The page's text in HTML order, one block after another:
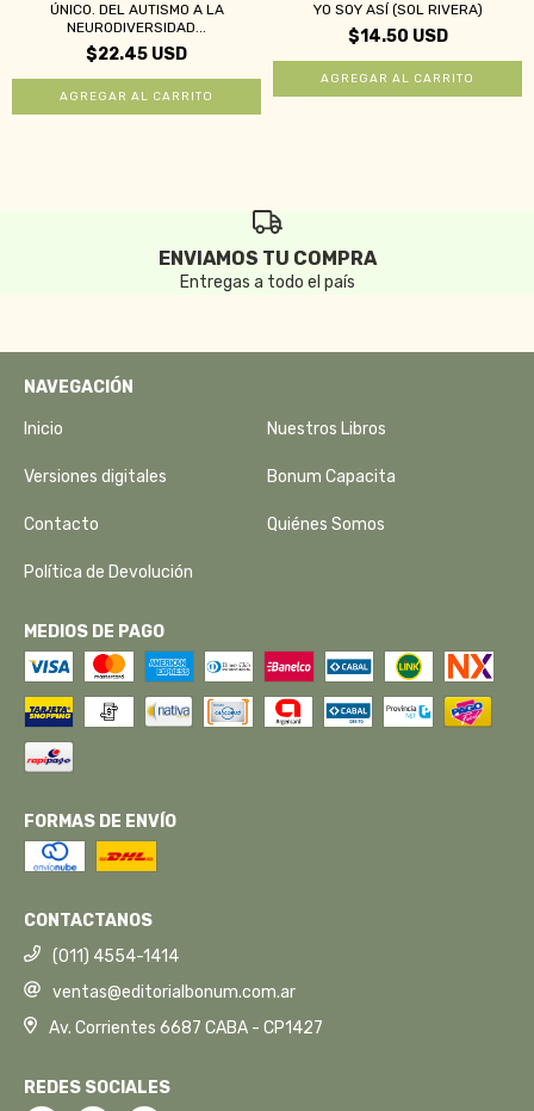
ÚNICO. DEL AUTISMO A LA
NEURODIVERSIDAD...
$22.45 USD
YO SOY ASÍ (SOL RIVERA)
$14.50 USD
ENVIAMOS TU COMPRA
Entregas a todo el país
NAVEGACIÓN
Inicio Nuestros Libros
Versiones digitales Bonum Capacita
Contacto Quiénes Somos
Política de Devolución
MEDIOS DE PAGO
FORMAS DE ENVÍO
CONTACTANOS
(011) 4554-1414
ventas@editorialbonum.com.ar
Av. Corrientes 6687 CABA - CP1427
REDES SOCIALES